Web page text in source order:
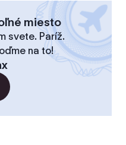
miesto
svete. Paríž.
na to!